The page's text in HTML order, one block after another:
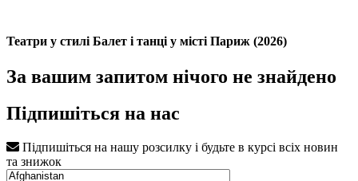
Театри у стилі Балет і танці у місті Париж (2026)
За вашим запитом нічого не знайдено
Підпишіться на нас
Підпишіться на нашу розсилку і будьте в курсі всіх новин
та знижок